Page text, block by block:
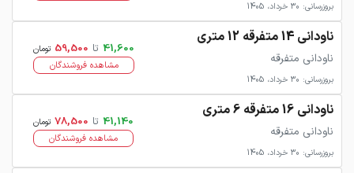
بروزرسانی: 30 خرداد، 1405
ناودانی 14 متفرقه 12 متری
ناودانی متفرقه
بروزرسانی: 30 خرداد، 1405
41,600 تا 59,500 تومان
مشاهده فروشندگان
ناودانی 16 متفرقه 6 متری
ناودانی متفرقه
بروزرسانی: 30 خرداد، 1405
41,140 تا 78,500 تومان
مشاهده فروشندگان